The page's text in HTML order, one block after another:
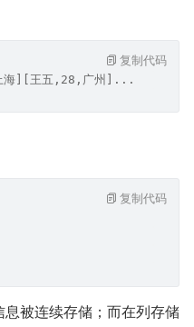
海][王五,28,广州]...
复制代码
复制代码
被连续存储；而在列存储